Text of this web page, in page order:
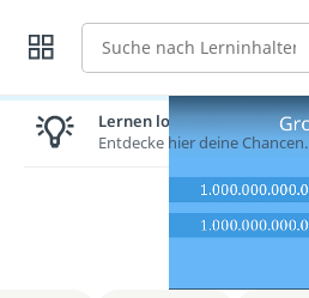
Suche
Lernen lohnt sich!
Entdecke hier deine Chancen.